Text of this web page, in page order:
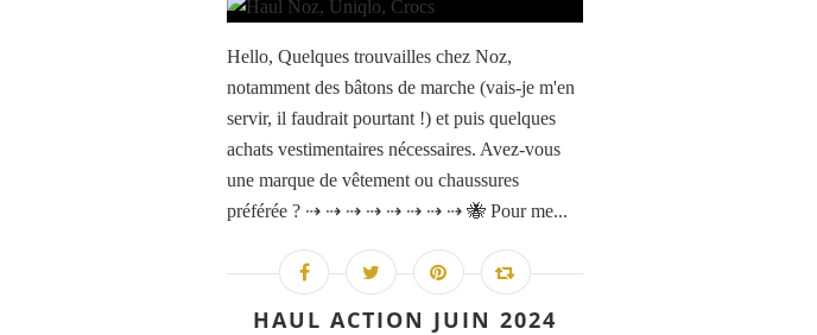
Hello, Quelques trouvailles chez Noz,
notamment des bâtons de marche (vais-je m'en
servir, il faudrait pourtant !) et puis quelques
achats vestimentaires nécessaires. Avez-vous
une marque de vêtement ou chaussures
préférée ? ⇢ ⇢ ⇢ ⇢ ⇢ ⇢ ⇢ ⇢ 🐝 Pour me...
HAUL ACTION JUIN 2024